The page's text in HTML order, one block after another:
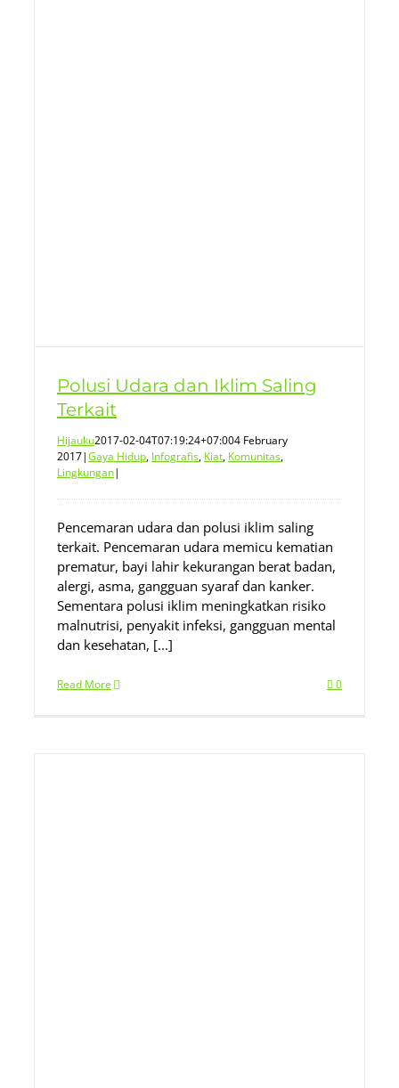
Polusi Udara dan Iklim Saling
Terkait
Hijauku2017-02-04T07:19:24+07:004 February
2017|Gaya Hidup, Infografis, Kiat, Komunitas,
Lingkungan|
Pencemaran udara dan polusi iklim saling
terkait. Pencemaran udara memicu kematian
prematur, bayi lahir kekurangan berat badan,
alergi, asma, gangguan syaraf dan kanker.
Sementara polusi iklim meningkatkan risiko
malnutrisi, penyakit infeksi, gangguan mental
dan kesehatan, [...]
Read More 0